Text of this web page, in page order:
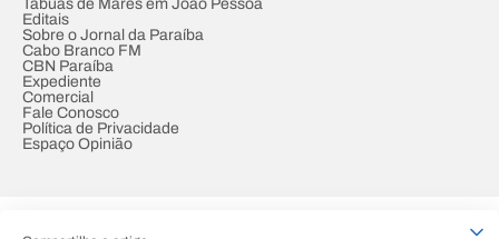
Tábuas de Marés em João Pessoa
Editais
Sobre o Jornal da Paraíba
Cabo Branco FM
CBN Paraíba
Expediente
Comercial
Fale Conosco
Política de Privacidade
Espaço Opinião